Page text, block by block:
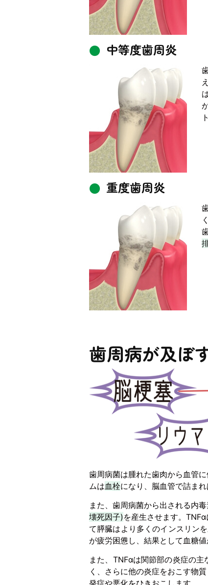
中等度歯周炎
重度歯周炎
歯周病が及ぼ
歯周病菌は腫れた歯肉から血管
ムは血栓になり、脳血管で詰ま
また、歯周病菌から出される内
壊死因子) を産生させます。
て膵臓はより多くのインスリン
が疲労困憊し、結果として血糖値
また、TNFαは関節部の炎症の
く、さらに他の炎症をおこす物
発症や悪化をひきおこします。